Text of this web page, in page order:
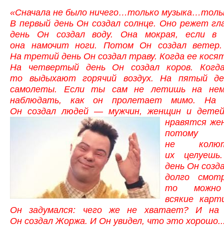
«Сначала не было ничего…только
В первый день Он создал солнце. Оно режет
день Он создал воду. Она мокрая, если в
она намочит ноги. Потом Он создал
На третий день Он создал траву. Когда ее
На четвертый день Он создал коров.
то выдыхают горячий воздух. На пятый
самолеты. Если ты сам не летишь на
наблюдать, как он пролетает мимо. На
Он создал людей — мужчин, женщин и
нравятся
не
их
день Он
долго
то можно
всякие
Он задумался: чего же не хватает? И на
Он создал Жоржа. И Он увидел, что это